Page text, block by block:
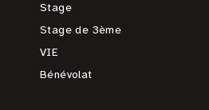
Stage
Stage de 3ème
VIE
Bénévolat